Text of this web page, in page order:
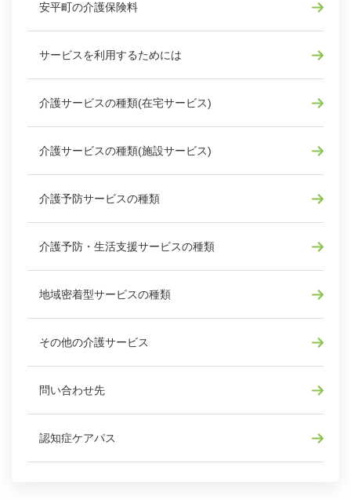
安平町の介護保険料
サービスを利用するためには
介護サービスの種類(在宅サービス)
介護サービスの種類(施設サービス)
介護予防サービスの種類
介護予防・生活支援サービスの種類
地域密着型サービスの種類
その他の介護サービス
問い合わせ先
認知症ケアパス